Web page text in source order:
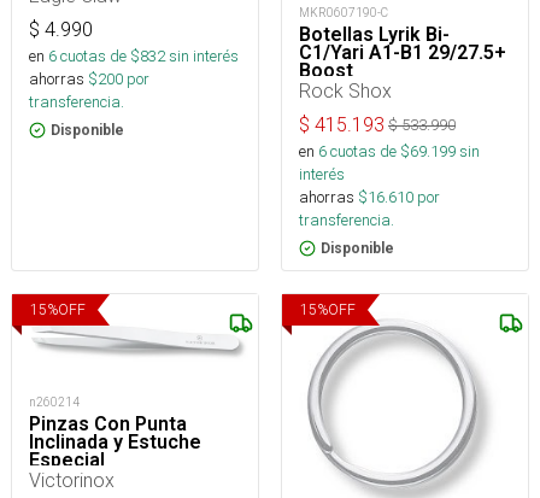
$ 4.990
en 6cuotas de $832sin interés
ahorras $200 por
transferencia.
Disponible
MKR0607190-C
Botellas Lyrik Bi-
C1/Yari A1-B1 29/27.5+
Boost
Rock Shox
$ 415.193 $533.990
en 6cuotas de $69.199sin
interés
ahorras $16.610 por
transferencia.
Disponible
15%OFF
n260214
Pinzas Con Punta
Inclinada y Estuche
Especial
Victorinox
15%OFF